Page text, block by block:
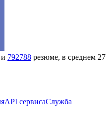
792788 резюме, в среднем 27
API сервисаСлужба